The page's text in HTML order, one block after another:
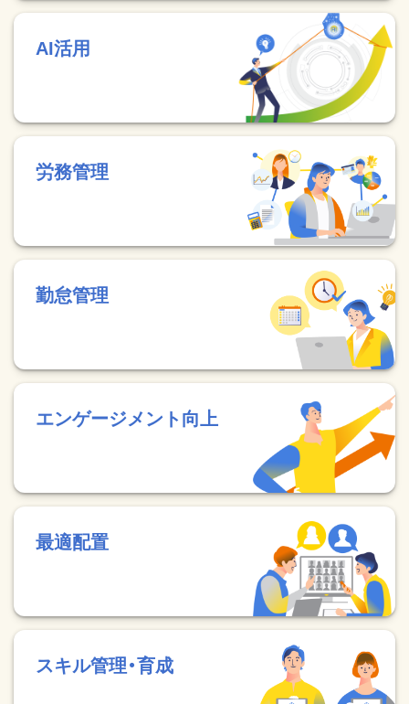
AI活用
労務管理
勤怠管理
エンゲージメント向上
最適配置
スキル管理・育成